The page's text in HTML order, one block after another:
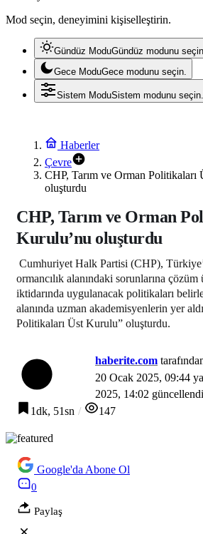
Mod seçin, deneyimini kişiselleştirin.
Gündüz ModuGündüz modunu
Gece ModuGece modunu seçin.
Sistem ModuSistem modunu seçin.
Haberler
Çevre
CHP, Tarım ve Orman Politikaları
oluşturdu
CHP, Tarım ve Orman
Kurulu’nu oluşturdu
Cumhuriyet Halk Partisi (CHP),
ormancılık alanındaki sorunlarına
iktidarında uygulanacak politikaları
alanında uzman akademisyenlerin yer
Politikaları Üst Kurulu” oluşturdu.
haberite.com
20 Ocak 2025, 09:44
2025, 14:02 güncellendi
1dk, 51sn
147
Google'da Abone Ol
0
Paylaş